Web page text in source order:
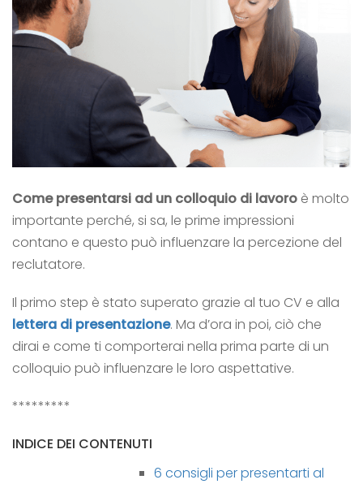
Come presentarsi ad un colloquio di lavoro è molto
importante perché, si sa, le prime impressioni
contano e questo può influenzare la percezione del
reclutatore.
Il primo step è stato superato grazie al tuo CV e alla
lettera di presentazione. Ma d’ora in poi, ciò che
dirai e come ti comporterai nella prima parte di un
colloquio può influenzare le loro aspettative.
*********
INDICE DEI CONTENUTI
6 consigli per presentarti al